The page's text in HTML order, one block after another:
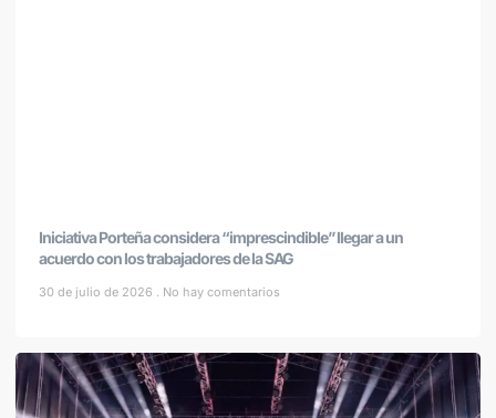
Iniciativa Porteña considera “imprescindible” llegar a un
acuerdo con los trabajadores de la SAG
30 de julio de 2026 No hay comentarios